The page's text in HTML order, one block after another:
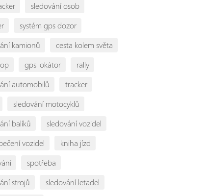
sledování osob
systém gps dozor
kamionů
cesta kolem světa
gps lokátor
rally
automobilů
tracker
sledování motocyklů
balíků
sledování vozidel
vozidel
kniha jízd
spotřeba
strojů
sledování letadel